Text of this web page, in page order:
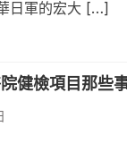
日軍的宏大 […]
健檢項目那些